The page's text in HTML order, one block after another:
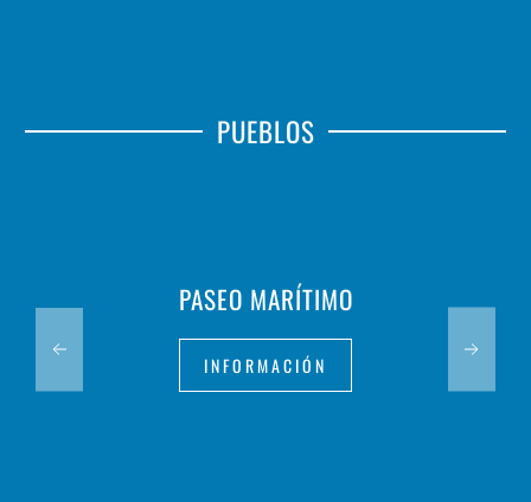
PUEBLOS
PASEO MARÍTIMO
INFORMACIÓN